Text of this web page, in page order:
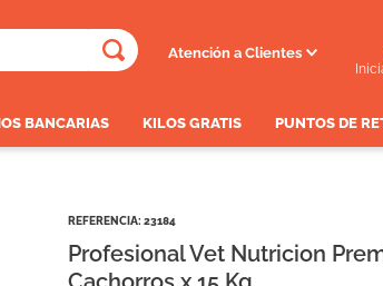
Atención a Clientes
BANCARIAS KILOS GRATIS PUNTOS DE
REFERENCIA: 23184
Profesional Vet Nutricion